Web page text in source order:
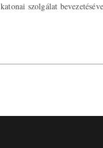
katonai szolgálat